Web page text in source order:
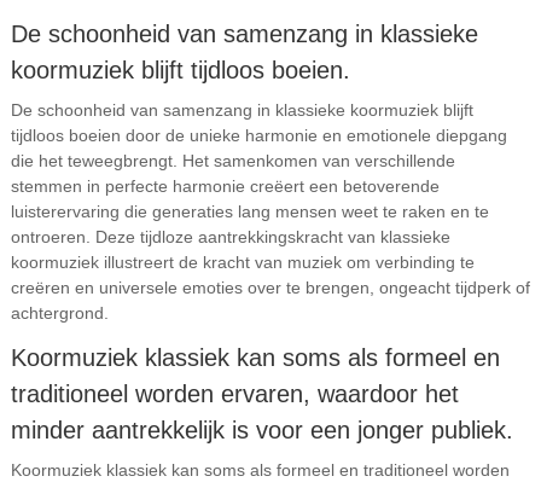
De schoonheid van samenzang in klassieke
koormuziek blijft tijdloos boeien.
De schoonheid van samenzang in klassieke koormuziek blijft
tijdloos boeien door de unieke harmonie en emotionele diepgang
die het teweegbrengt. Het samenkomen van verschillende
stemmen in perfecte harmonie creëert een betoverende
luisterervaring die generaties lang mensen weet te raken en te
ontroeren. Deze tijdloze aantrekkingskracht van klassieke
koormuziek illustreert de kracht van muziek om verbinding te
creëren en universele emoties over te brengen, ongeacht tijdperk of
achtergrond.
Koormuziek klassiek kan soms als formeel en
traditioneel worden ervaren, waardoor het
minder aantrekkelijk is voor een jonger publiek.
Koormuziek klassiek kan soms als formeel en traditioneel worden